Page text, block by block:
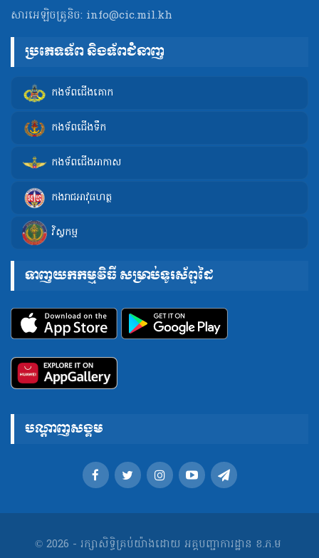
សារអេឡិចត្រូនិច: info@cic.mil.kh
ប្រភេទទ័ព និងទ័ពជំនាញ
កងទ័ពជើងគោក
កងទ័ពជើងទឹក
កងទ័ពជើងអាកាស
កងរាជអាវុធហត្ថ
វិស្វកម្ម
ទាញយកកម្មវិធី សម្រាប់ទូរស័ព្ទដៃ
បណ្តាញសង្គម
© 2026 - រក្សាសិទ្ធិគ្រប់យ៉ាងដោយ អគ្គបញ្ជាការដ្ឋាន ខ.ភ.ម